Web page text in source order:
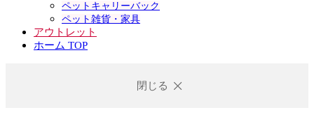
ペットキャリーバック
ペット雑貨・家具
アウトレット
ホーム TOP
閉じる